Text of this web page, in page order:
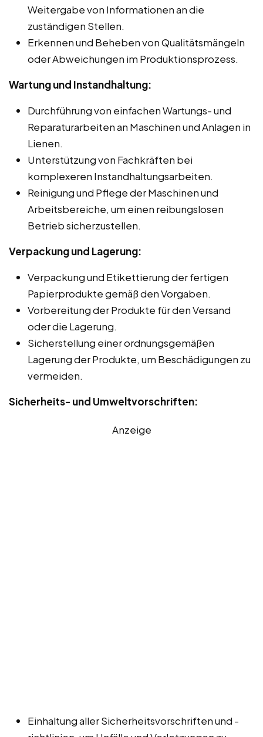
Weitergabe von Informationen an die
zuständigen Stellen.
Erkennen und Beheben von Qualitätsmängeln
oder Abweichungen im Produktionsprozess.
Wartung und Instandhaltung:
Durchführung von einfachen Wartungs- und
Reparaturarbeiten an Maschinen und Anlagen in
Lienen.
Unterstützung von Fachkräften bei
komplexeren Instandhaltungsarbeiten.
Reinigung und Pflege der Maschinen und
Arbeitsbereiche, um einen reibungslosen
Betrieb sicherzustellen.
Verpackung und Lagerung:
Verpackung und Etikettierung der fertigen
Papierprodukte gemäß den Vorgaben.
Vorbereitung der Produkte für den Versand
oder die Lagerung.
Sicherstellung einer ordnungsgemäßen
Lagerung der Produkte, um Beschädigungen zu
vermeiden.
Sicherheits- und Umweltvorschriften:
Anzeige
Einhaltung aller Sicherheitsvorschriften und -